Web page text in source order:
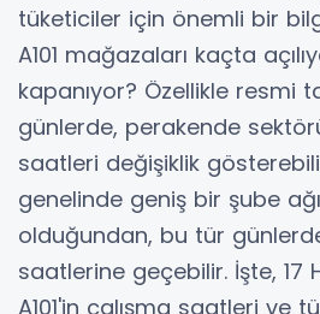
tüketiciler için önemli bir
A101 mağazaları kaçta
kapanıyor? Özellikle resmi
günlerde, perakende
saatleri değişiklik
genelinde geniş bir şube
olduğundan, bu tür
saatlerine geçebilir. İşte, 17
A101'in çalışma saatleri ve